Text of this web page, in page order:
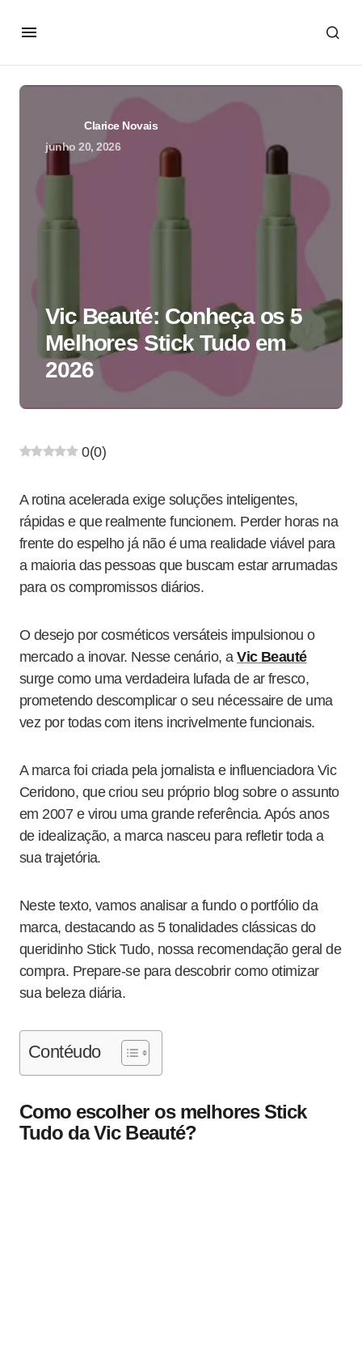
Clarice Novais
junho 20, 2026
Vic Beauté: Conheça os 5
Melhores Stick Tudo em
2026
0(0)
A rotina acelerada exige soluções inteligentes,
rápidas e que realmente funcionem. Perder horas na
frente do espelho já não é uma realidade viável para
a maioria das pessoas que buscam estar arrumadas
para os compromissos diários.
O desejo por cosméticos versáteis impulsionou o
mercado a inovar. Nesse cenário, aVic Beauté
surge como uma verdadeira lufada de ar fresco,
prometendo descomplicar o seu nécessaire de uma
vez por todas com itens incrivelmente funcionais.
A marca foi criada pela jornalista e influenciadora Vic
Ceridono, que criou seu próprio blog sobre o assunto
em 2007 e virou uma grande referência. Após anos
de idealização, a marca nasceu para refletir toda a
sua trajetória.
Neste texto, vamos analisar a fundo o portfólio da
marca, destacando as 5 tonalidades clássicas do
queridinho Stick Tudo, nossa recomendação geral de
compra. Prepare-se para descobrir como otimizar
sua beleza diária.
Contéudo
Como escolher os melhores Stick
Tudo da Vic Beauté?